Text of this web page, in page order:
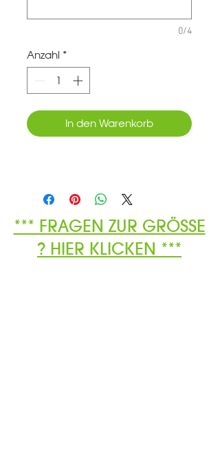
0/4
Anzahl *
In den Warenkorb
*** FRAGEN ZUR GRÖSSE
? HIER KLICKEN ***